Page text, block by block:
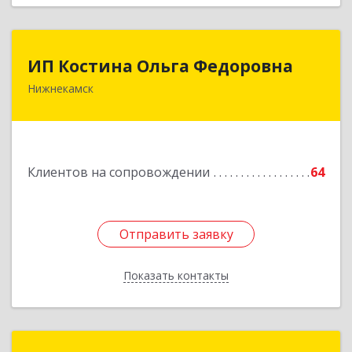
ИП Костина Ольга Федоровна
Нижнекамск
Клиентов на сопровождении 64
Отправить заявку
Показать контакты
Отправить заявку
Назад